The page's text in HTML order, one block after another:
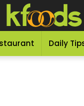
Daily